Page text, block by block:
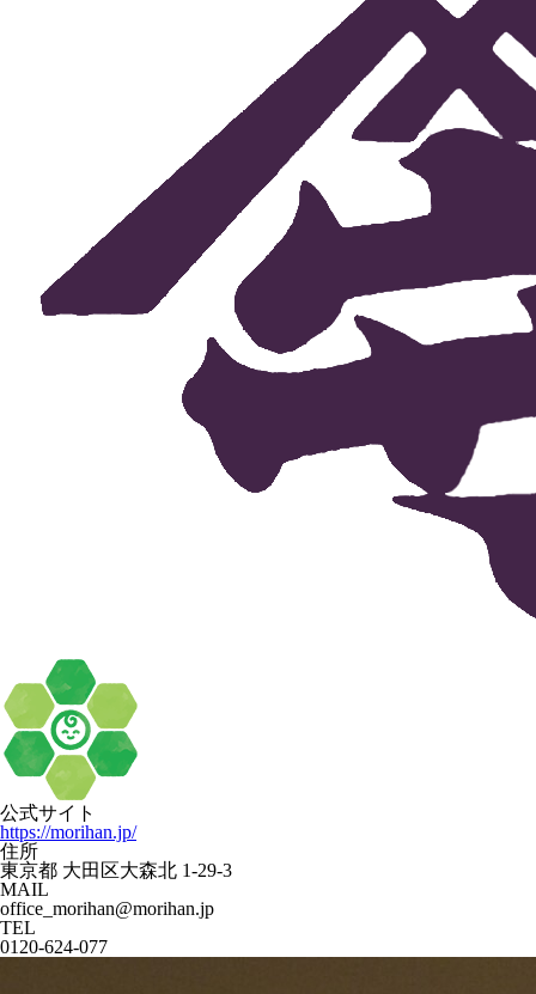
公式サイト
https://morihan.jp/
住所
東京都 大田区大森北 1-29-3
MAIL
office_morihan@morihan.jp
TEL
0120-624-077